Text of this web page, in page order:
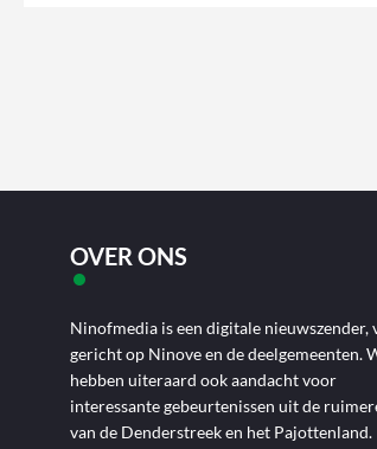
OVER ONS
Ninofmedia is een digitale nieuwszender,
gericht op Ninove en de deelgemeenten.
hebben uiteraard ook aandacht voor
interessante gebeurtenissen uit de
van de Denderstreek en het Pajottenland.